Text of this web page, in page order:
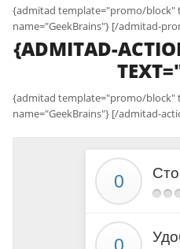
{admitad template="promo/block"
name="GeekBrains"} [/admitad-
{ADMITAD-
{admitad template="promo/block"
name="GeekBrains"} [/admitad-